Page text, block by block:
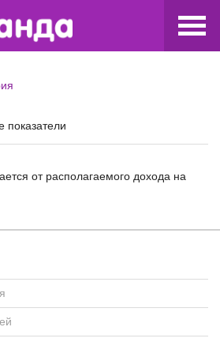
показатели
от располагаемого дохода на